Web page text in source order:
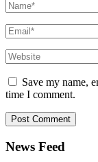
Save my name,
time I comment.
News Feed